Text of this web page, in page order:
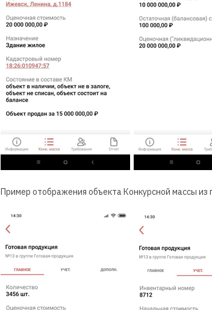
Пример отображения объекта Конкурсной массы из